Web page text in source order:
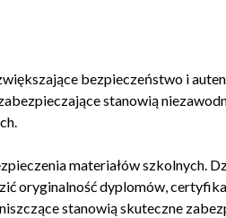
bezpieczeństwo i
stanowią
materiałów szkolnych.
oryginalność dyplomów,
stanowią skuteczne